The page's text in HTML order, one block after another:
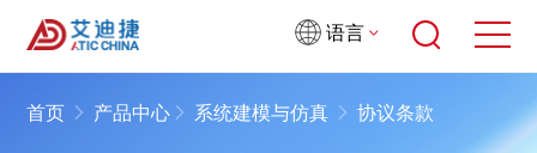
语言
首页 产品中心 系统建模与仿真 协议条款